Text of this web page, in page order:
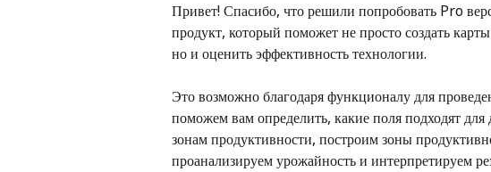
Привет! Спасибо, что решили попробовать Pro
продукт, который поможет не просто создать
но и оценить эффективность технологии.
Это возможно благодаря функционалу для
поможем вам определить, какие поля подходят
зонам продуктивности, построим зоны
проанализируем урожайность и интерпретируем